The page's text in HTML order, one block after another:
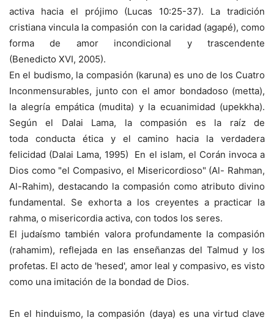
activa hacia el prójimo (Lucas 10:25-37). La tradición
cristiana vincula la compasión con la caridad (agapé), como
forma de amor incondicional y trascendente
(Benedicto XVI, 2005).
En el budismo, la compasión (karuna) es uno de los Cuatro
Inconmensurables, junto con el amor bondadoso (metta),
la alegría empática (mudita) y la ecuanimidad (upekkha).
Según el Dalai Lama, la compasión es la raíz de
toda conducta ética y el camino hacia la verdadera
felicidad (Dalai Lama, 1995) En el islam, el Corán invoca a
Dios como "el Compasivo, el Misericordioso" (Al- Rahman,
Al-Rahim), destacando la compasión como atributo divino
fundamental. Se exhorta a los creyentes a practicar la
rahma, o misericordia activa, con todos los seres.
El judaísmo también valora profundamente la compasión
(rahamim), reflejada en las enseñanzas del Talmud y los
profetas. El acto de 'hesed', amor leal y compasivo, es visto
como una imitación de la bondad de Dios.
En el hinduismo, la compasión (daya) es una virtud clave